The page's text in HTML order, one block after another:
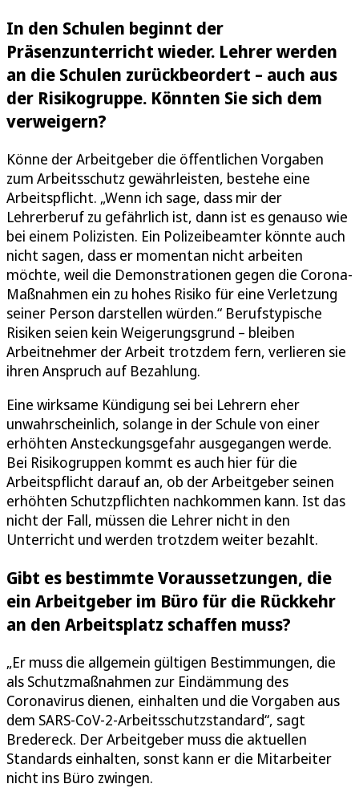
In den Schulen beginnt der
Präsenzunterricht wieder. Lehrer werden
an die Schulen zurückbeordert – auch aus
der Risikogruppe. Könnten Sie sich dem
verweigern?
Könne der Arbeitgeber die öffentlichen Vorgaben
zum Arbeitsschutz gewährleisten, bestehe eine
Arbeitspflicht. „Wenn ich sage, dass mir der
Lehrerberuf zu gefährlich ist, dann ist es genauso wie
bei einem Polizisten. Ein Polizeibeamter könnte auch
nicht sagen, dass er momentan nicht arbeiten
möchte, weil die Demonstrationen gegen die Corona-
Maßnahmen ein zu hohes Risiko für eine Verletzung
seiner Person darstellen würden.“ Berufstypische
Risiken seien kein Weigerungsgrund – bleiben
Arbeitnehmer der Arbeit trotzdem fern, verlieren sie
ihren Anspruch auf Bezahlung.
Eine wirksame Kündigung sei bei Lehrern eher
unwahrscheinlich, solange in der Schule von einer
erhöhten Ansteckungsgefahr ausgegangen werde.
Bei Risikogruppen kommt es auch hier für die
Arbeitspflicht darauf an, ob der Arbeitgeber seinen
erhöhten Schutzpflichten nachkommen kann. Ist das
nicht der Fall, müssen die Lehrer nicht in den
Unterricht und werden trotzdem weiter bezahlt.
Gibt es bestimmte Voraussetzungen, die
ein Arbeitgeber im Büro für die Rückkehr
an den Arbeitsplatz schaffen muss?
„Er muss die allgemein gültigen Bestimmungen, die
als Schutzmaßnahmen zur Eindämmung des
Coronavirus dienen, einhalten und die Vorgaben aus
dem SARS-CoV-2-Arbeitsschutzstandard“, sagt
Bredereck. Der Arbeitgeber muss die aktuellen
Standards einhalten, sonst kann er die Mitarbeiter
nicht ins Büro zwingen.